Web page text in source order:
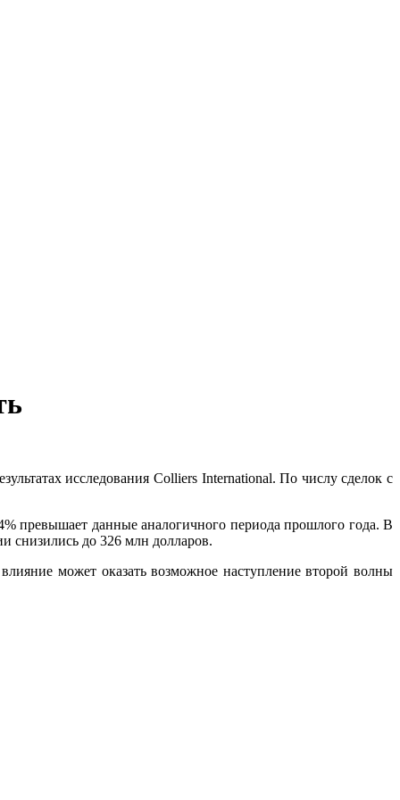
исследования Colliers International. По числу сделок с
превышает данные аналогичного периода прошлого года. В
снизились до 326 млн долларов.
может оказать возможное наступление второй волны